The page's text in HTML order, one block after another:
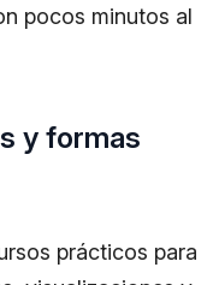
pocos minutos al
y formas
prácticos para